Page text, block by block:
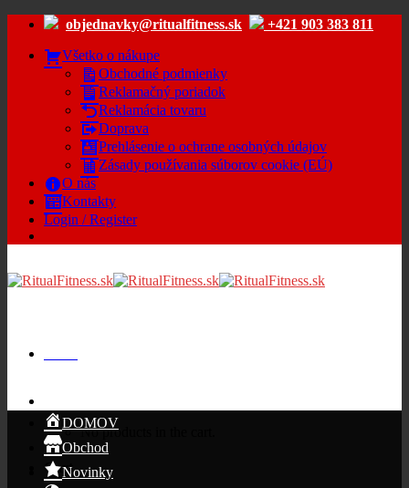
Skip
content
objednavky@ritualfitness.sk
+421 903 383 811
Všetko o nákupe
Obchodné podmienky
Reklamačný poriadok
Reklamácia tovaru
Doprava
Prehlásenie o ochrane osobných údajov
Zásady používania súborov cookie (EÚ)
O nás
Kontakty
Login / Register
No products in the cart.
Cart
DOMOV
Obchod
Novinky